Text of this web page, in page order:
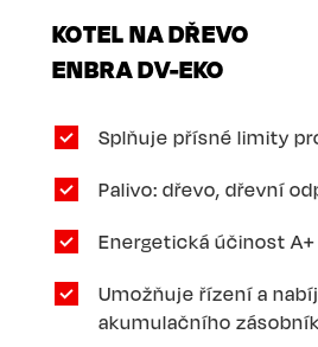
KOTEL NA DŘEVO
ENBRA DV-EKO
Splňuje přísné limity
Palivo: dřevo, dřevní
Energetická účinost A+
Umožňuje řízení a
akumulačního